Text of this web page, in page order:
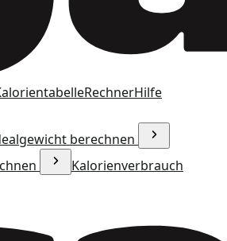
RechnerHilfe
berechnen
Kalorienverbrauch